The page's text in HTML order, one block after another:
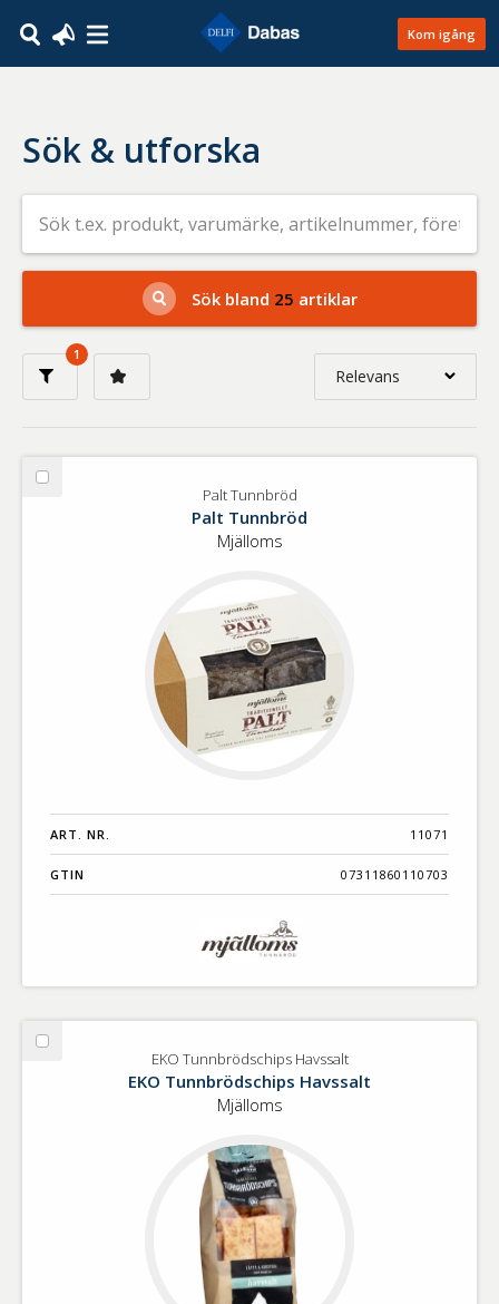
Kom igång
Sök & utforska
Sök
efter
livsmedel
på
t.ex.
produkt,
varumärke,
artikelnummer,
Sök bland 25 artiklar
1
Relevans
Välj
Palt Tunnbröd
Palt Tunnbröd
Mjälloms
ART. NR. 11071
GTIN 07311860110703
Välj
Tunnbrödschips
EKO Tunnbrödschips Havssalt
EKO Tunnbrödschips Havssalt
Mjälloms